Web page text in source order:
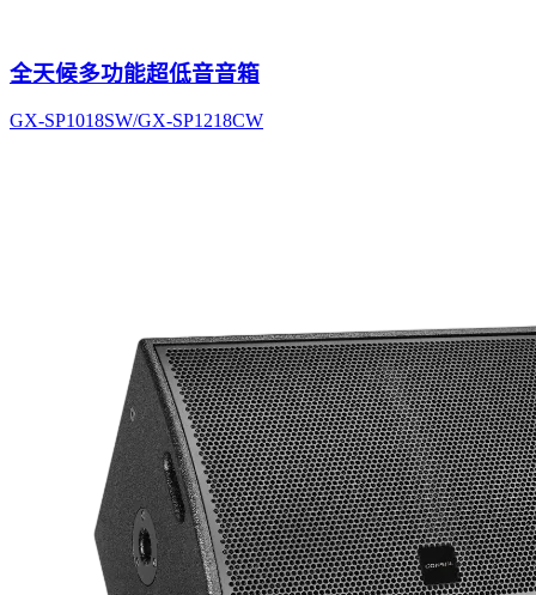
全天候多功能超低音音箱
GX-SP1018SW/GX-SP1218CW